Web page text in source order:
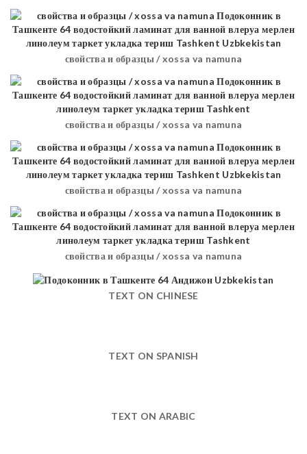
свойства и образцы / xossa va namuna
свойства и образцы / xossa va namuna
свойства и образцы / xossa va namuna
свойства и образцы / xossa va namuna
TEXT ON CHINESE
TEXT ON SPANISH
TEXT ON ARABIC